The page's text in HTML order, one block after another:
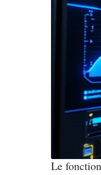
Le